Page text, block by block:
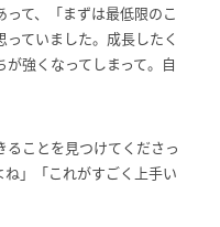
て、「まずは最低限のこ
ていました。成長したく
強くなってしまって。自
ことを見つけてくださっ
」「これがすごく上手い